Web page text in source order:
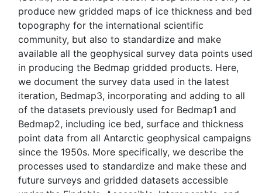
produce new gridded maps of ice thickness and bed
topography for the international scientific
community, but also to standardize and make
available all the geophysical survey data points used
in producing the Bedmap gridded products. Here,
we document the survey data used in the latest
iteration, Bedmap3, incorporating and adding to all
of the datasets previously used for Bedmap1 and
Bedmap2, including ice bed, surface and thickness
point data from all Antarctic geophysical campaigns
since the 1950s. More specifically, we describe the
processes used to standardize and make these and
future surveys and gridded datasets accessible